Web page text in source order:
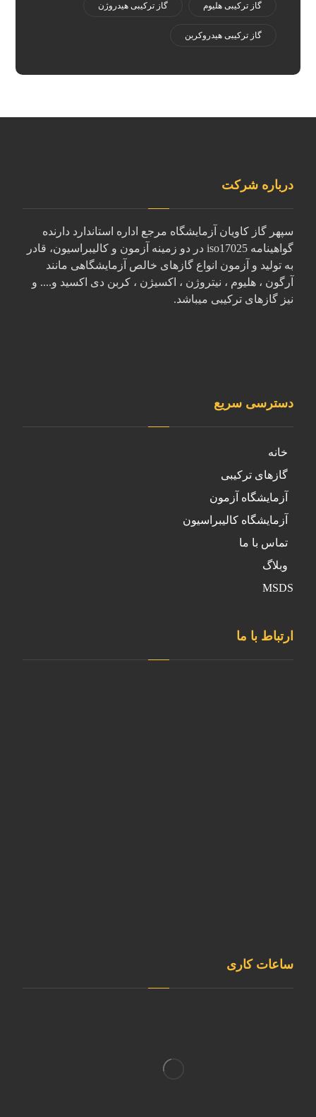
گاز ترکیبی هلیوم گاز ترکیبی هیدروژن
گاز ترکیبی هیدروکربن
درباره شرکت
سپهر گاز کاویان آزمایشگاه مرجع اداره استاندارد دارنده
گواهینامه iso17025 در دو زمینه آزمون و کالیبراسیون، قادر
به تولید و آزمون انواع گازهای خالص آزمایشگاهی مانند
آرگون ، هلیوم ، نیتروژن ، اکسیژن ، کربن دی اکسید و.... و
نیز گازهای ترکیبی میباشد.
دسترسی سریع
خانه
گازهای ترکیبی
آزمایشگاه آزمون
آزمایشگاه کالیبراسیون
تماس با ما
وبلاگ
MSDS
ارتباط با ما
ساعات کاری